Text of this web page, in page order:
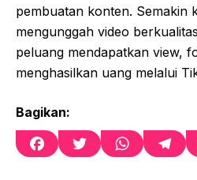
pembuatan konten. Semakin
mengunggah video
peluang mendapatkan view,
menghasilkan uang melalui
Bagikan:
F T W T